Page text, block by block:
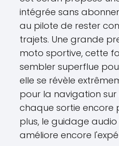
intégrée sans
au pilote de rester
trajets. Une grande
moto sportive, cette
sembler superflue
elle se révèle
pour la navigation
chaque sortie encore
plus, le guidage
améliore encore